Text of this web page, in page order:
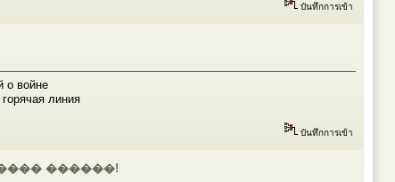
บันทึกการเข้า
о войне
линия
บันทึกการเข้า
������!